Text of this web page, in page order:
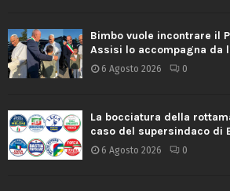
Bimbo vuole incontrare il
Assisi lo accompagna da
6 Agosto 2026 0
La bocciatura della
caso del supersindaco di
6 Agosto 2026 0